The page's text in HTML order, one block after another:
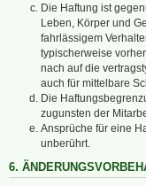
Die Haftung ist
Leben, Körper und
fahrlässigem
typischerweise
nach auf die
auch für mittelbare
Die
zugunsten der
Ansprüche für eine
unberührt.
6.